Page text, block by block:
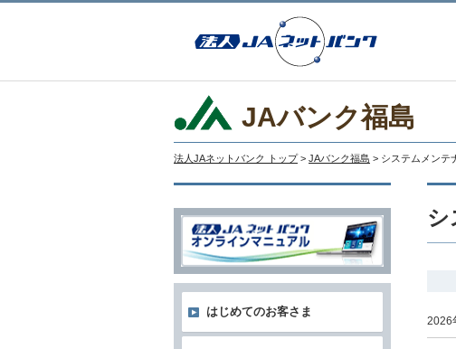
JAバンク福島
法人JAネットバンク トップ > JAバンク福島 > システムメンテ
シ
2026
はじめてのお客さま